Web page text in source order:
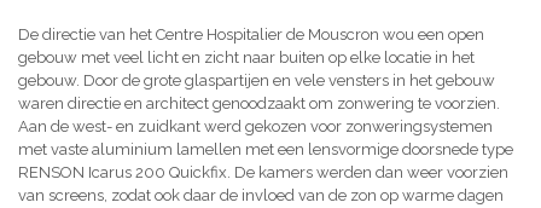
De directie van het Centre Hospitalier de Mouscron wou een open
gebouw met veel licht en zicht naar buiten op elke locatie in het
gebouw. Door de grote glaspartijen en vele vensters in het gebouw
waren directie en architect genoodzaakt om zonwering te voorzien.
Aan de west- en zuidkant werd gekozen voor zonweringsystemen
met vaste aluminium lamellen met een lensvormige doorsnede type
RENSON Icarus 200 Quickfix. De kamers werden dan weer voorzien
van screens, zodat ook daar de invloed van de zon op warme dagen